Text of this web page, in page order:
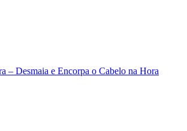
– Desmaia e Encorpa o Cabelo na Hora